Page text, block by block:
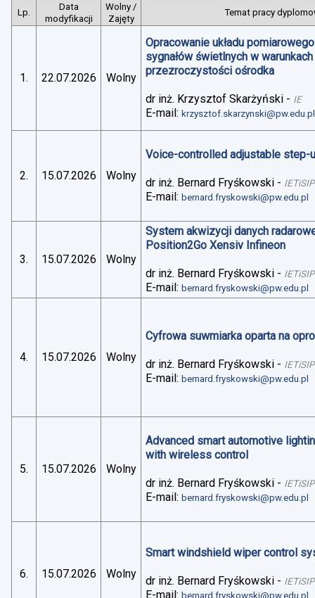
Lp.
Data
modyfikacji
Wolny /
Zajęty
Temat pracy
1. 22.07.2026 Wolny
Opracowanie układu
sygnałów świetlnych w
przezroczystości ośrodka
dr inż. Krzysztof Skarżyński - IE
E-mail:krzysztof.skarzynski@pw.edu.pl
2. 15.07.2026 Wolny
Voice-controlled adjustable step-
dr inż. Bernard Fryśkowski - IETiSIP
E-mail:bernard.fryskowski@pw.edu.pl
3. 15.07.2026 Wolny
System akwizycji danych
Position2Go Xensiv Infineon
dr inż. Bernard Fryśkowski - IETiSIP
E-mail:bernard.fryskowski@pw.edu.pl
4. 15.07.2026 Wolny
Cyfrowa suwmiarka oparta na
dr inż. Bernard Fryśkowski - IETiSIP
E-mail:bernard.fryskowski@pw.edu.pl
5. 15.07.2026 Wolny
Advanced smart automotive
with wireless control
dr inż. Bernard Fryśkowski - IETiSIP
E-mail:bernard.fryskowski@pw.edu.pl
6. 15.07.2026 Wolny
Smart windshield wiper control
dr inż. Bernard Fryśkowski - IETiSIP
E-mail:bernard.fryskowski@pw.edu.pl